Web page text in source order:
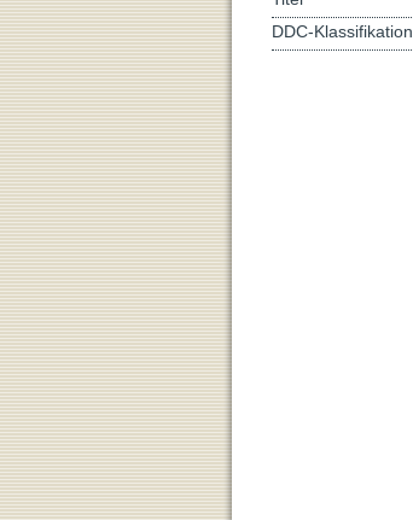
DDC-Klassifikation